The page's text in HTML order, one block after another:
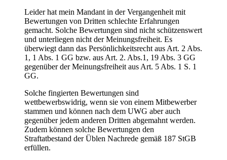
Leider hat mein Mandant in der Vergangenheit mit
Bewertungen von Dritten schlechte Erfahrungen
gemacht. Solche Bewertungen sind nicht schützenswert
und unterliegen nicht der Meinungsfreiheit. Es
überwiegt dann das Persönlichkeitsrecht aus Art. 2 Abs.
1, 1 Abs. 1 GG bzw. aus Art. 2. Abs.1, 19 Abs. 3 GG
gegenüber der Meinungsfreiheit aus Art. 5 Abs. 1 S. 1
GG.
Solche fingierten Bewertungen sind
wettbewerbswidrig, wenn sie von einem Mitbewerber
stammen und können nach dem UWG aber auch
gegenüber jedem anderen Dritten abgemahnt werden.
Zudem können solche Bewertungen den
Straftatbestand der Üblen Nachrede gemäß 187 StGB
erfüllen.